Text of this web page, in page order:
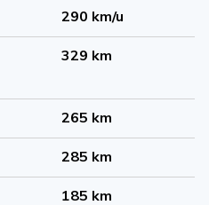
290 km/u
329 km
265 km
285 km
185 km